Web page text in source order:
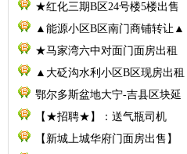
★红化三期B区24号楼5楼出售
▲能源小区B区南门商铺转让▲
★马家湾六中对面门面房出租
▲大砭沟水利小区B区现房出租
鄂尔多斯盆地大宁-吉县区块延
【★招聘★】：送气瓶司机
【新城上城华府门面房出售】